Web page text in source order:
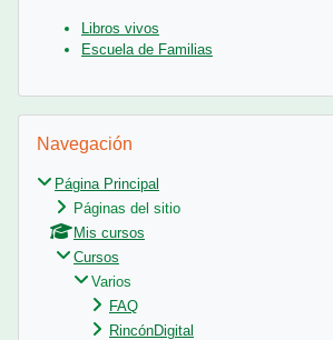
Libros vivos
Escuela de Familias
Navegación
Página Principal
Páginas del sitio
Mis cursos
Cursos
Varios
FAQ
RincónDigital